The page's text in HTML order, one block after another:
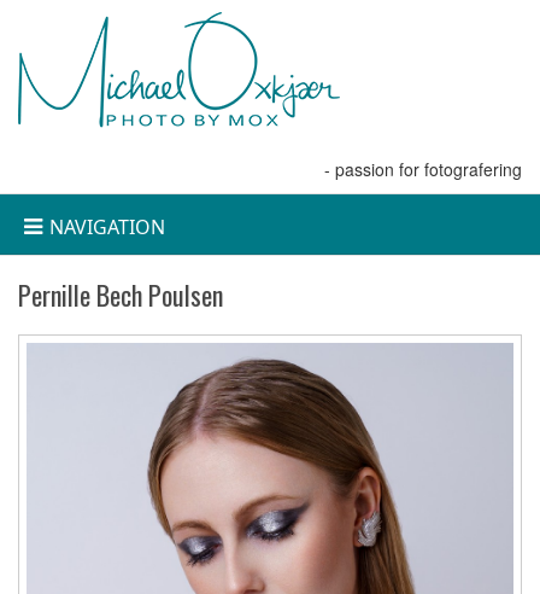
- passion for fotografering
NAVIGATION
Pernille Bech Poulsen